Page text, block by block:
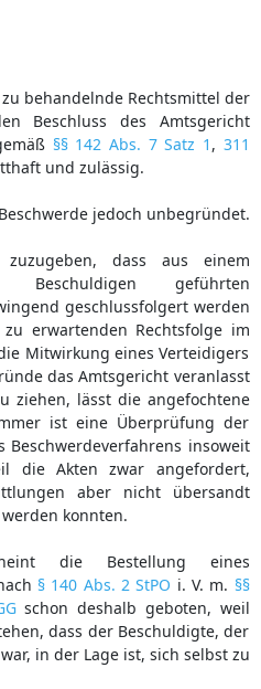
behandelnde Rechtsmittel der
Beschluss des Amtsgericht
§§ 142 Abs. 7 Satz 1 , 311
und zulässig.
jedoch unbegründet.
zuzugeben, dass aus einem
geführten
geschlussfolgert werden
erwartenden Rechtsfolge im
Mitwirkung eines Verteidigers
das Amtsgericht veranlasst
ziehen, lässt die angefochtene
ist eine Überprüfung der
Beschwerdeverfahrens insoweit
die Akten zwar angefordert,
aber nicht übersandt
konnten.
die Bestellung eines
§ 140 Abs. 2 StPO i. V. m. §§
schon deshalb geboten, weil
dass der Beschuldigte, der
in der Lage ist, sich selbst zu